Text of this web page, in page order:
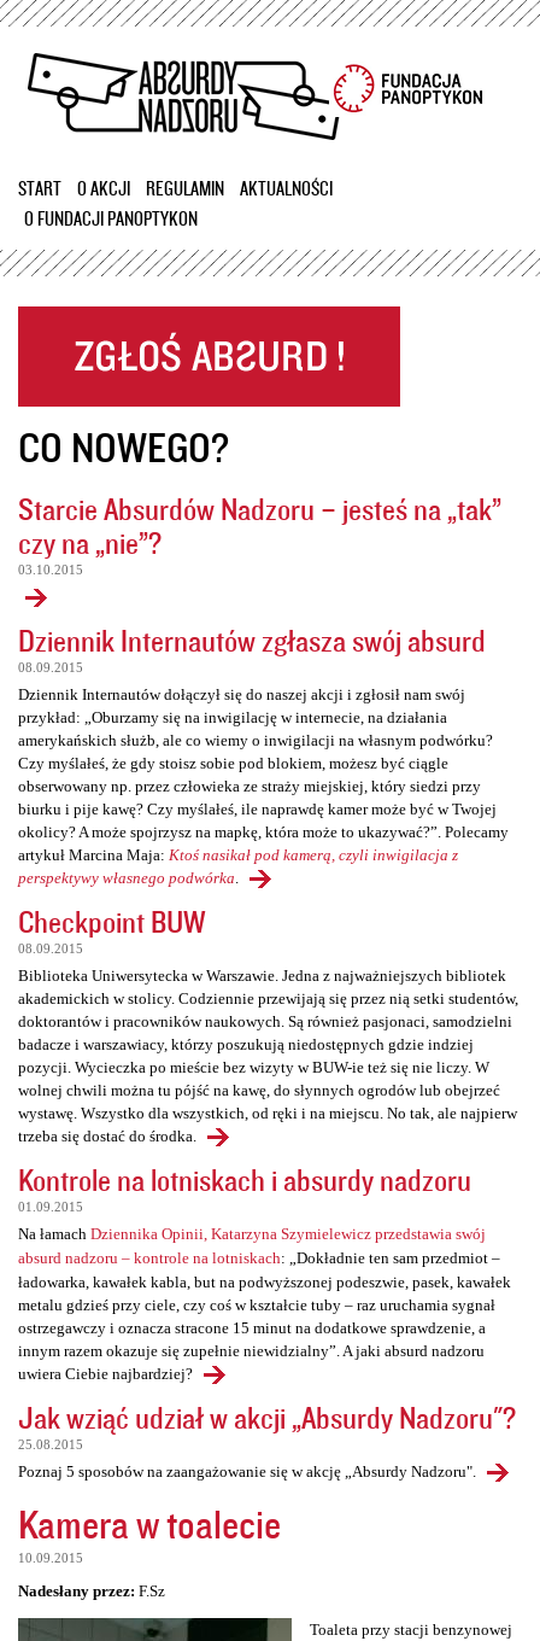
Przejdź
treści
START O AKCJI REGULAMIN
AKTUALNOŚCI
O FUNDACJI PANOPTYKON
CO NOWEGO?
Starcie Absurdów Nadzoru – jesteś na „tak”
czy na „nie”?
03.10.2015
Dziennik Internautów zgłasza swój absurd
08.09.2015
Dziennik Internautów dołączył się do naszej akcji i zgłosił nam swój
przykład: „Oburzamy się na inwigilację w internecie, na działania
amerykańskich służb, ale co wiemy o inwigilacji na własnym podwórku?
Czy myślałeś, że gdy stoisz sobie pod blokiem, możesz być ciągle
obserwowany np. przez człowieka ze straży miejskiej, który siedzi przy
biurku i pije kawę? Czy myślałeś, ile naprawdę kamer może być w Twojej
okolicy? A może spojrzysz na mapkę, która może to ukazywać?”. Polecamy
artykuł Marcina Maja: Ktoś nasikał pod kamerą, czyli inwigilacja z
perspektywy własnego podwórka
Checkpoint BUW
08.09.2015
Biblioteka Uniwersytecka w Warszawie. Jedna z najważniejszych bibliotek
akademickich w stolicy. Codziennie przewijają się przez nią setki studentów,
doktorantów i pracowników naukowych. Są również pasjonaci, samodzielni
badacze i warszawiacy, którzy poszukują niedostępnych gdzie indziej
pozycji. Wycieczka po mieście bez wizyty w BUW-ie też się nie liczy. W
wolnej chwili można tu pójść na kawę, do słynnych ogrodów lub obejrzeć
wystawę. Wszystko dla wszystkich, od ręki i na miejscu. No tak, ale najpierw
trzeba się dostać do środka.
Kontrole na lotniskach i absurdy nadzoru
01.09.2015
Na łamach Dziennika Opinii, Katarzyna Szymielewicz przedstawia swój
absurd nadzoru – kontrole na lotniskach: „Dokładnie ten sam przedmiot –
ładowarka, kawałek kabla, but na podwyższonej podeszwie, pasek, kawałek
metalu gdzieś przy ciele, czy coś w kształcie tuby – raz uruchamia sygnał
ostrzegawczy i oznacza stracone 15 minut na dodatkowe sprawdzenie, a
innym razem okazuje się zupełnie niewidzialny”. A jaki absurd nadzoru
uwiera Ciebie najbardziej?
Jak wziąć udział w akcji „Absurdy Nadzoru"?
25.08.2015
Poznaj 5 sposobów na zaangażowanie się w akcję „Absurdy Nadzoru".
Kamera w toalecie
10.09.2015
Nadesłany przez: F.Sz
Toaleta przy stacji benzynowej